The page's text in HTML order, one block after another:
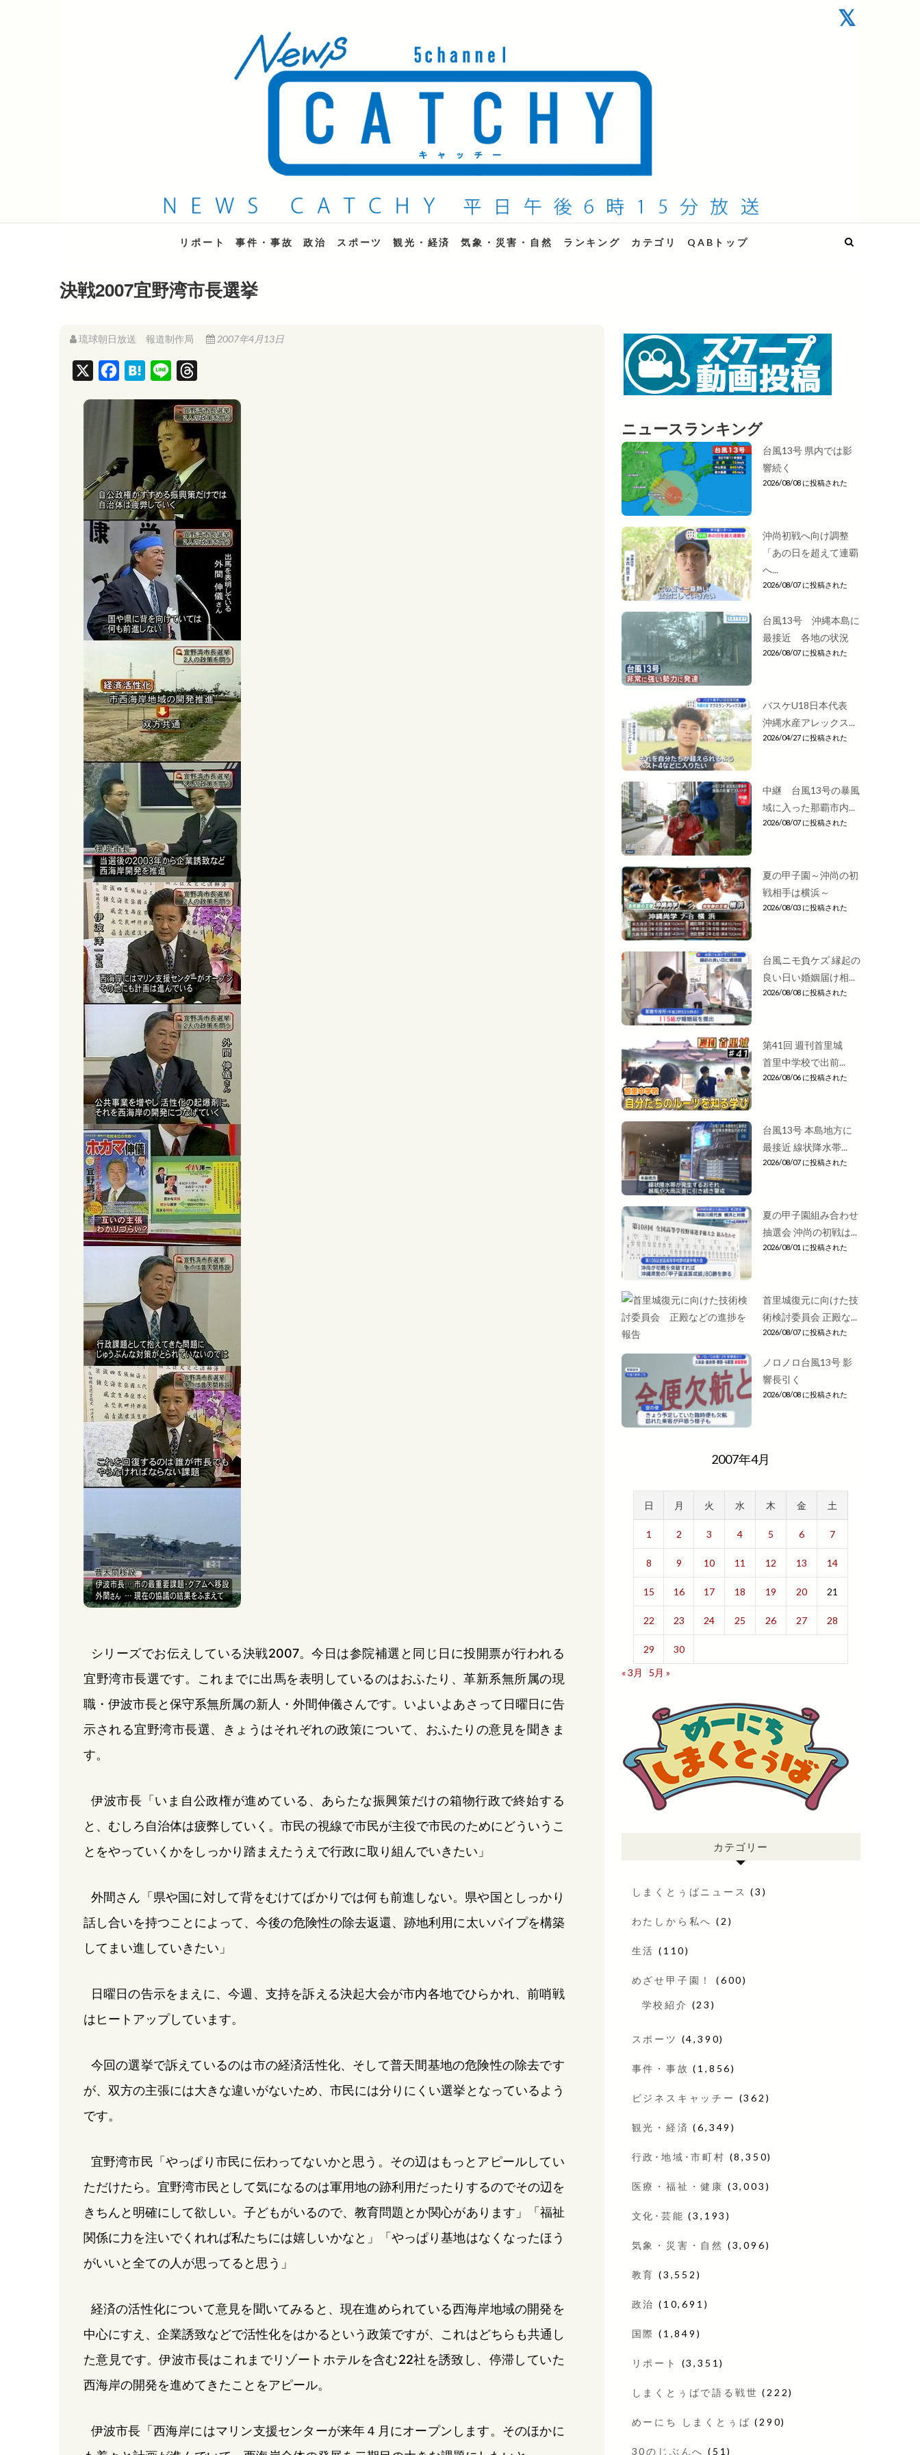
QAB NEWS Headline
キャッチー 月曜〜金曜 午後6時15分放送
リポート 事件・事故 政治 スポーツ 観光・経済 気象・災害・自然 ランキング カテゴリ QABトップ
決戦2007宜野湾市長選挙
琉球朝日放送 報道制作局 2007年4月13日
o
o
k
H
a
n
e
r
a
d
s
シリーズでお伝えしている決戦2007。今日は参院補選と同じ日に投開票が行われる
宜野湾市長選です。これまでに出馬を表明しているのはおふたり、革新系無所属の現
職・伊波市長と保守系無所属の新人・外間伸儀さんです。いよいよあさって日曜日に告
示される宜野湾市長選、きょうはそれぞれの政策について、おふたりの意見を聞きま
す。
伊波市長「いま自公政権が進めている、あらたな振興策だけの箱物行政で終始する
と、むしろ自治体は疲弊していく。市民の視線で市民が主役で市民のためにどういうこ
とをやっていくかをしっかり踏まえたうえで行政に取り組んでいきたい」
外間さん「県や国に対して背をむけてばかりでは何も前進しない。県や国としっかり
話し合いを持つことによって、今後の危険性の除去返還、跡地利用に太いパイプを構築
してまい進していきたい」
日曜日の告示をまえに、今週、支持を訴える決起大会が市内各地でひらかれ、前哨戦
はヒートアップしています。
今回の選挙で訴えているのは市の経済活性化、そして普天間基地の危険性の除去です
が、双方の主張には大きな違いがないため、市民には分りにくい選挙となっているよう
です。
宜野湾市民「やっぱり市民に伝わってないかと思う。その辺はもっとアピールしてい
ただけたら。宜野湾市民として気になるのは軍用地の跡利用だったりするのでその辺を
きちんと明確にして欲しい。子どもがいるので、教育問題とか関心があります」「福祉
関係に力を注いでくれれば私たちには嬉しいかなと」「やっぱり基地はなくなったほう
がいいと全ての人が思ってると思う」
経済の活性化について意見を聞いてみると、現在進められている西海岸地域の開発を
中心にすえ、企業誘致などで活性化をはかるという政策ですが、これはどちらも共通し
た意見です。伊波市長はこれまでリゾートホテルを含む22社を誘致し、停滞していた
西海岸の開発を進めてきたことをアピール。
伊波市長「西海岸にはマリン支援センターが来年４月にオープンします。そのほかに
ニュースランキング
台風13号 県内では影
響続く
2026/08/08 に投稿された
沖尚初戦へ向け調整
「あの日を超えて連覇
へ...
2026/08/07 に投稿された
台風13号 沖縄本島に
最接近 各地の状況
2026/08/07 に投稿された
バスケU18日本代表
沖縄水産アレックス...
2026/04/27 に投稿された
中継 台風13号の暴風
域に入った那覇市内...
2026/08/07 に投稿された
夏の甲子園～沖尚の初
戦相手は横浜～
2026/08/03 に投稿された
台風ニモ負ケズ 縁起の
良い日い婚姻届け相...
2026/08/08 に投稿された
第41回 週刊首里城
首里中学校で出前...
2026/08/06 に投稿された
台風13号 本島地方に
最接近 線状降水帯...
2026/08/07 に投稿された
夏の甲子園組み合わせ
抽選会 沖尚の初戦は...
2026/08/01 に投稿された
首里城復元に向けた技
術検討委員会 正殿な...
2026/08/07 に投稿された
ノロノロ台風13号 影
響長引く
2026/08/08 に投稿された
2007年4月
日 月 火 水 木 金 土
1 2 3 4 5 6 7
8 9 10 11 12 13 14
15 16 17 18 19 20 21
22 23 24 25 26 27 28
29
30
« 3月
5月 »
カテゴリー
しまくとぅばニュース (3)
わたしから私へ (2)
生活 (110)
めざせ甲子園！ (600)
学校紹介 (23)
スポーツ (4,390)
事件・事故 (1,856)
ビジネスキャッチー (362)
観光・経済 (6,349)
行政･地域･市町村 (8,350)
医療・福祉・健康 (3,003)
文化･芸能 (3,193)
気象・災害・自然 (3,096)
教育 (3,552)
政治 (10,691)
国際 (1,849)
リポート (3,351)
しまくとぅばで語る戦世 (222)
めーにち しまくとぅば (290)
30のじぶんへ (51)